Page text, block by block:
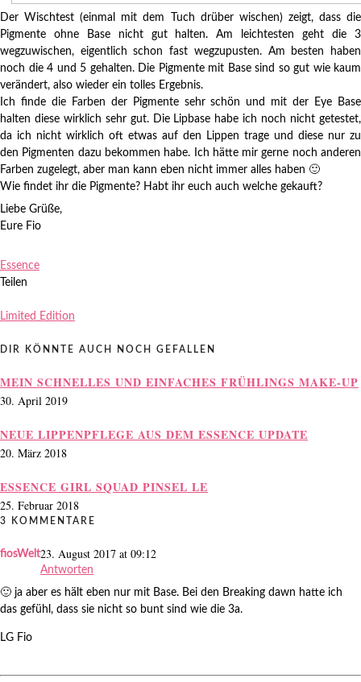
Der Wischtest (einmal mit dem Tuch drüber wischen) zeigt, dass die
Pigmente ohne Base nicht gut halten. Am leichtesten geht die 3
wegzuwischen, eigentlich schon fast wegzupusten. Am besten haben
noch die 4 und 5 gehalten. Die Pigmente mit Base sind so gut wie kaum
verändert, also wieder ein tolles Ergebnis.
Ich finde die Farben der Pigmente sehr schön und mit der Eye Base
halten diese wirklich sehr gut. Die Lipbase habe ich noch nicht getestet,
da ich nicht wirklich oft etwas auf den Lippen trage und diese nur zu
den Pigmenten dazu bekommen habe. Ich hätte mir gerne noch anderen
Farben zugelegt, aber man kann eben nicht immer alles haben 🙂
Wie findet ihr die Pigmente? Habt ihr euch auch welche gekauft?
Liebe Grüße,
Eure Fio
Essence
Teilen
Limited Edition
DIR KÖNNTE AUCH NOCH GEFALLEN
MEIN SCHNELLES UND EINFACHES FRÜHLINGS MAKE-UP
30. April 2019
NEUE LIPPENPFLEGE AUS DEM ESSENCE UPDATE
20. März 2018
ESSENCE GIRL SQUAD PINSEL LE
25. Februar 2018
3 KOMMENTARE
fiosWelt23. August 2017 at 09:12
Antworten
🙂 ja aber es hält eben nur mit Base. Bei den Breaking dawn hatte ich
das gefühl, dass sie nicht so bunt sind wie die 3a.
LG Fio